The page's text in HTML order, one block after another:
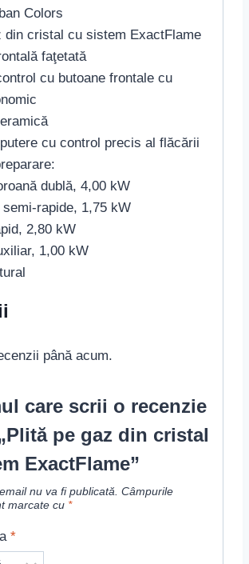
Colors
din cristal cu sistem ExactFlame
faţetată
cu butoane frontale cu
cu control precis al flăcării
dublă, 4,00 kW
rapide, 1,75 kW
2,80 kW
1,00 kW
până acum.
care scrii o recenzie
pe gaz din cristal
ExactFlame”
nu va fi publicată. Câmpurile
marcate cu *
*